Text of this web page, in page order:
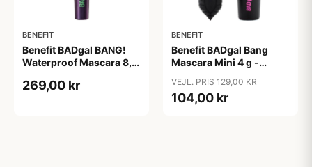
BENEFIT
Benefit BADgal BANG!
Waterproof Mascara 8,5
269,00 kr
BENEFIT
Benefit BADgal Bang
Mascara Mini 4 g -
VEJL. PRIS 129,00 KR
104,00 kr